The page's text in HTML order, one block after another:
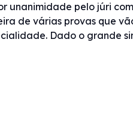
unanimidade pelo júri
de várias provas que
Dado o grande